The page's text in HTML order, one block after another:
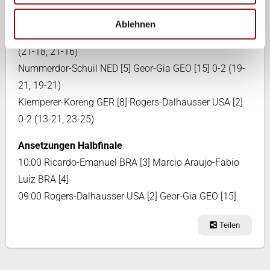
Ablehnen
(21-18, 21-16)
Nummerdor-Schuil NED [5] Geor-Gia GEO [15] 0-2 (19-
21, 19-21)
Klemperer-Koreng GER [8] Rogers-Dalhausser USA [2]
0-2 (13-21, 23-25)
Ansetzungen Halbfinale
10:00 Ricardo-Emanuel BRA [3] Marcio Araujo-Fabio
Luiz BRA [4]
09:00 Rogers-Dalhausser USA [2] Geor-Gia GEO [15]
Teilen